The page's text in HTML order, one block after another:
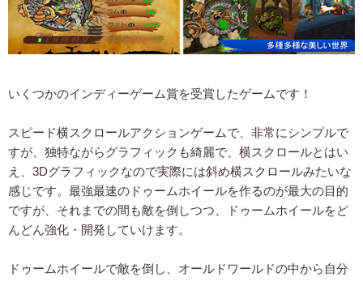
いくつかのインディーゲーム賞を受賞したゲームです！
スピード横スクロールアクションゲームで、非常にシンプルで
すが、独特ながらグラフィックも綺麗で、横スクロールとはい
え、3Dグラフィックなので実際には斜め横スクロールみたいな
感じです。最強最速のドゥームホイールを作るのが最大の目的
ですが、それまでの間も敵を倒しつつ、ドゥームホイールをど
んどん強化・開発していけます。
ドゥームホイールで敵を倒し、オールドワールドの中から自分